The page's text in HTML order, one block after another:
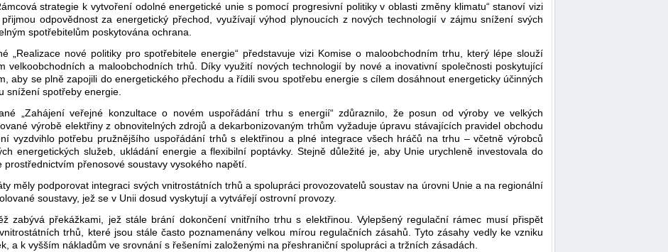
strategie k vytvoření odolné energetické unie s pomocí progresivní politiky v oblasti změny klimatu“ stanoví vizi
odpovědnost za energetický přechod, využívají výhod plynoucích z nových technologií v zájmu snížení svých
spotřebitelům poskytována ochrana.
„Realizace nové politiky pro spotřebitele energie“ představuje vizi Komise o maloobchodním trhu, který lépe slouží
velkoobchodních a maloobchodních trhů. Díky využití nových technologií by nové a inovativní společnosti poskytující
aby se plně zapojili do energetického přechodu a řídili svou spotřebu energie s cílem dosáhnout energeticky účinných
snížení spotřeby energie.
„Zahájení veřejné konzultace o novém uspořádání trhu s energií“ zdůraznilo, že posun od výroby ve velkých
výrobě elektřiny z obnovitelných zdrojů a dekarbonizovaným trhům vyžaduje úpravu stávajících pravidel obchodu
vyzdvihlo potřebu pružnějšího uspořádání trhů s elektřinou a plné integrace všech hráčů na trhu – včetně výrobců
energetických služeb, ukládání energie a flexibilní poptávky. Stejně důležité je, aby Unie urychleně investovala do
přenosové soustavy vysokého napětí.
měly podporovat integraci svých vnitrostátních trhů a spolupráci provozovatelů soustav na úrovni Unie a na regionální
soustavy, jež se v Unii dosud vyskytují a vytvářejí ostrovní provozy.
zabývá překážkami, jež stále brání dokončení vnitřního trhu s elektřinou. Vylepšený regulační rámec musí přispět
trhů, které jsou stále často poznamenány velkou mírou regulačních zásahů. Tyto zásahy vedly ke vzniku
a k vyšším nákladům ve srovnání s řešeními založenými na přeshraniční spolupráci a tržních zásadách.